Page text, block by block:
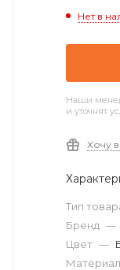
Нет в
Наши
и уточнят
Хочу
Тип
Бренд —
Цвет —